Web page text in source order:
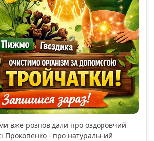
вже розповідали про оздоровчий
Прокопенко - про натуральний